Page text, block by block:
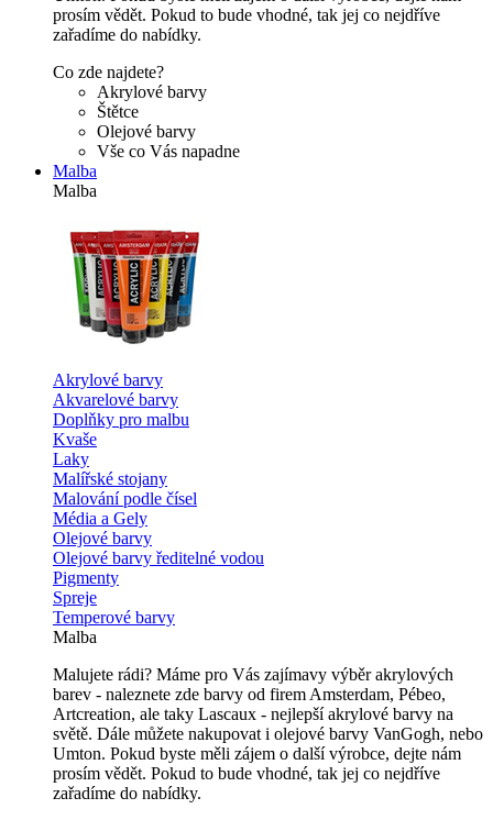
prosím vědět. Pokud to bude vhodné, tak jej co nejdříve
zařadíme do nabídky.
Co zde najdete?
Akrylové barvy
Štětce
Olejové barvy
Vše co Vás napadne
Malba
Malba
Akrylové barvy
Akvarelové barvy
Doplňky pro malbu
Kvaše
Laky
Malířské stojany
Malování podle čísel
Média a Gely
Olejové barvy
Olejové barvy ředitelné vodou
Pigmenty
Spreje
Temperové barvy
Malba
Malujete rádi? Máme pro Vás zajímavy výběr akrylových
barev - naleznete zde barvy od firem Amsterdam, Pébeo,
Artcreation, ale taky Lascaux - nejlepší akrylové barvy na
světě. Dále můžete nakupovat i olejové barvy VanGogh, nebo
Umton. Pokud byste měli zájem o další výrobce, dejte nám
prosím vědět. Pokud to bude vhodné, tak jej co nejdříve
zařadíme do nabídky.